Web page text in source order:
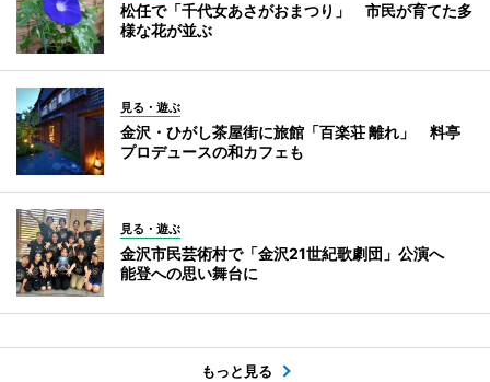
松任で「千代女あさがおまつり」 市民が育てた多
様な花が並ぶ
見る・遊ぶ
金沢・ひがし茶屋街に旅館「百楽荘 離れ」 料亭
プロデュースの和カフェも
見る・遊ぶ
金沢市民芸術村で「金沢21世紀歌劇団」公演へ
能登への思い舞台に
もっと見る